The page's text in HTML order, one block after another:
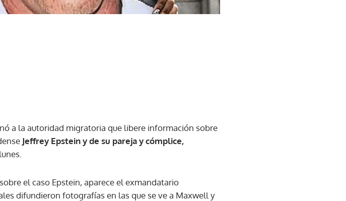
a la autoridad migratoria que libere información sobre
Jeffrey Epstein y de su pareja y cómplice,
el caso Epstein, aparece el exmandatario
difundieron fotografías en las que se ve a Maxwell y